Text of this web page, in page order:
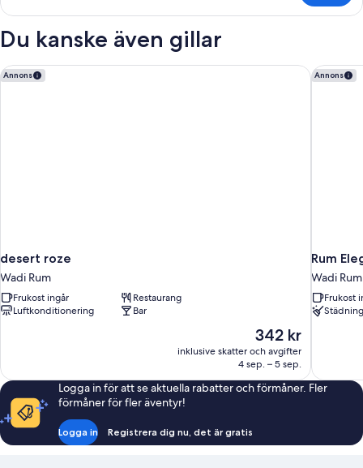
Tent
Du kanske även gillar
Annons
desert roze
Wadi Rum
Frukost ingår
Restaurang
Luftkonditionering
Bar
Priset
är
342 kr
342 kr
inklusive skatter och avgifter
4 sep. – 5 sep.
desert roze Annons
Rum
Wadi Rum
Frukost
Städning
Rum
Logga in för att se aktuella rabatter och förmåner. Fler
förmåner för fler äventyr!
Logga in Registrera dig nu, det är gratis